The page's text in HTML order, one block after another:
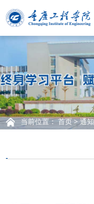
当前位置：首页>通